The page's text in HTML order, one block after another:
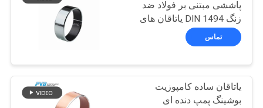
درباره
تور
کارخانه
بلبرینگ برنزی گرافیت
10
پاششی مبتنی بر فولاد ضد
زنگ DIN 1494 یاتاقان های
آستین خود روان کننده
تماس
یاتاقان ساده کامپوزیت
بوشینگ پمپ دنده ای